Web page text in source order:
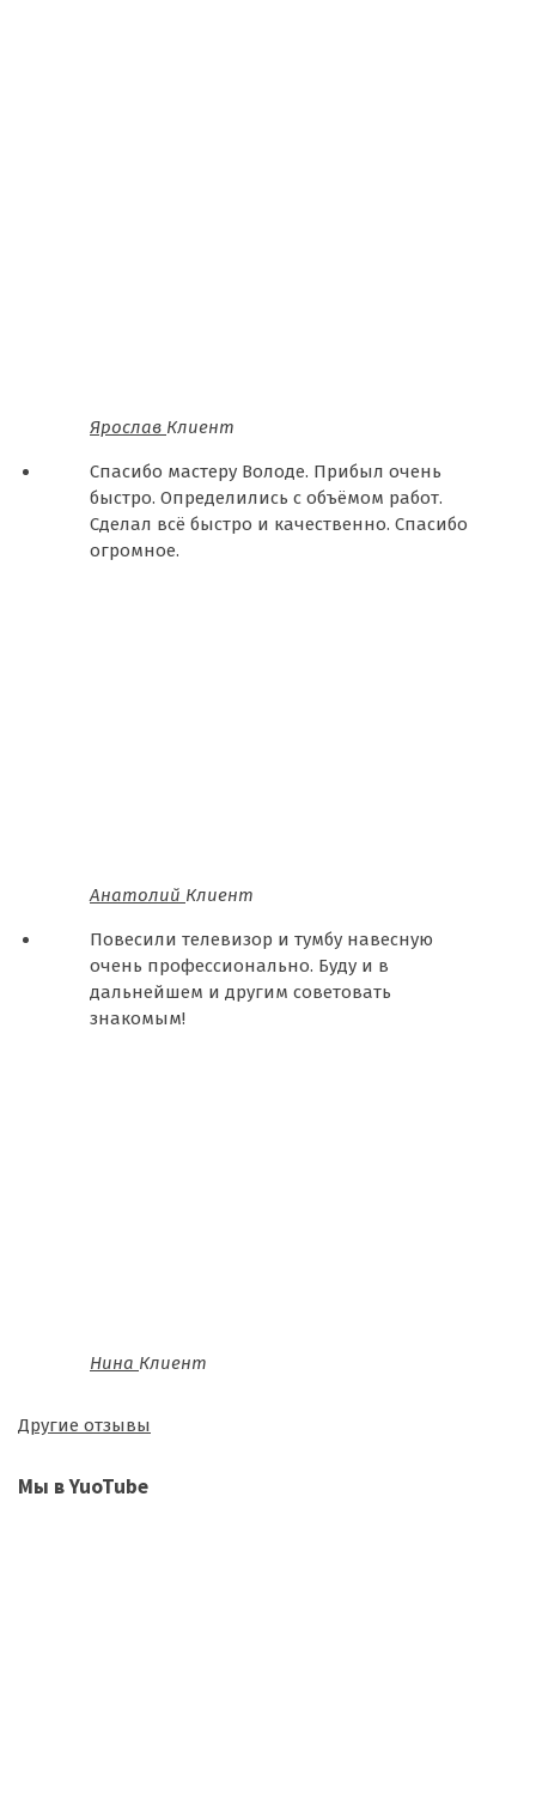
Ярослав Клиент
Спасибо мастеру Володе. Прибыл очень
быстро. Определились с объёмом работ.
Сделал всё быстро и качественно. Спасибо
огромное.
Анатолий Клиент
Повесили телевизор и тумбу навесную
очень профессионально. Буду и в
дальнейшем и другим советовать
знакомым!
Нина Клиент
Другие отзывы
Мы в YuoTube